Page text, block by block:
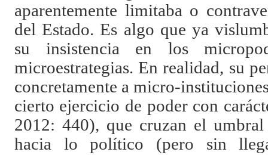
aparentemente limitaba o
del Estado. Es algo que ya
su insistencia en los
microestrategias. En realidad, su
concretamente a micro-
cierto ejercicio de poder con
2012: 440), que cruzan el
hacia lo político (pero sin